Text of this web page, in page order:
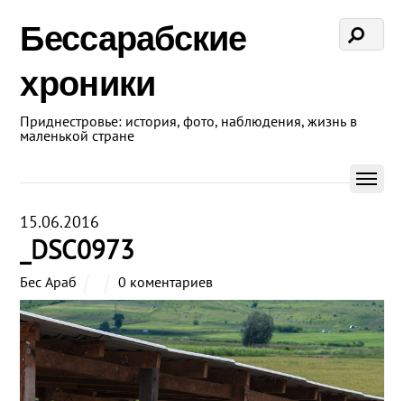
Бессарабские
хроники
Приднестровье: история, фото, наблюдения, жизнь в
маленькой стране
15.06.2016
_DSC0973
Бес Араб 0 коментариев